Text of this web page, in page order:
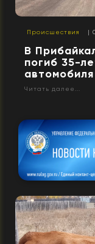
Происшествия |
В
погиб 35-
Читать далее...